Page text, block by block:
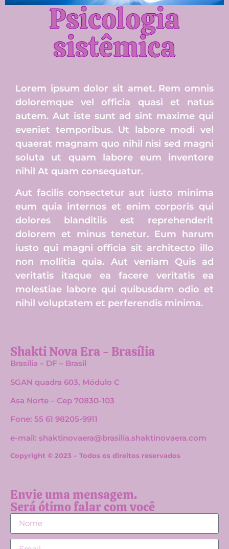
Psicologia
sistêmica
Lorem ipsum dolor sit amet. Rem omnis
doloremque vel officia quasi et natus
autem. Aut iste sunt ad sint maxime qui
eveniet temporibus. Ut labore modi vel
quaerat magnam quo nihil nisi sed magni
soluta ut quam labore eum inventore
nihil At quam consequatur.
Aut facilis consectetur aut iusto minima
eum quia internos et enim corporis qui
dolores blanditiis est reprehenderit
dolorem et minus tenetur. Eum harum
iusto qui magni officia sit architecto illo
non mollitia quia. Aut veniam Quis ad
veritatis itaque ea facere veritatis ea
molestiae labore qui quibusdam odio et
nihil voluptatem et perferendis minima.
Shakti Nova Era - Brasília
Brasília – DF – Brasil
SGAN quadra 603, Módulo C
Asa Norte – Cep 70830-103
Fone: 55 61 98205-9911
e-mail: shaktinovaera@brasilia.shaktinovaera.com
Copyright © 2023 – Todos os direitos reservados
Envie uma mensagem.
Será ótimo falar com você